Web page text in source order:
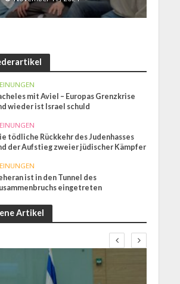
mit Aviel – Europas Grenzkrise
wieder ist Israel schuld
tödliche Rückkehr des Judenhasses
der Aufstieg zweier jüdischer Kämpfer
ist in den Tunnel des
eingetreten
Artikel